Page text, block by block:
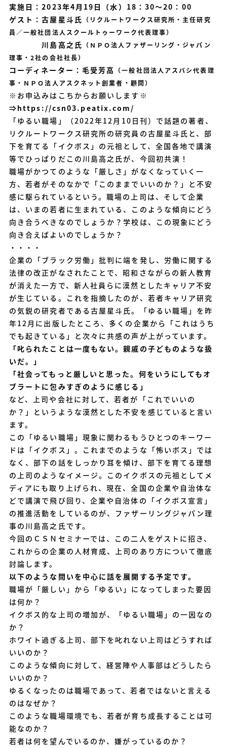
実施日：2023年4月19日（水）18：30～20：00
ゲスト：古屋星斗氏 （リクルートワークス研究所・主任研究
員／一般社団法人スクールトゥーワーク代表理事）
川島高之氏 （ＮＰＯ法人ファザーリング・ジャパン
理事・2社の会社社長）
コーディネーター：毛受芳高 （一般社団法人アスバシ代表理
事・ ＮＰＯ法人アスクネット創業者・顧問）
※お申込みはこちからお願いします※
⇒https://csn03.peatix.com/
「ゆるい職場」（2022年12月10日刊）で話題の著者、
リクルートワークス研究所の研究員の古屋星斗氏と、部
下を育てる「イクボス」の元祖として、全国各地で講演
等でひっぱりだこの川島高之氏が、今回初共演！
職場がかつてのような「厳しさ」がなくなっていく一
方、若者がそのなかで「このままでいいのか？」と不安
感に駆られているという。職場の上司は、そして企業
は、いまの若者に生まれている、このような傾向にどう
向き合うべきなのでしょうか？学校は、この現象にどう
向き合えばよいのでしょうか？
・・・・
企業の「ブラック労働」批判に端を発し、労働に関する
法律の改正がなされたことで、昭和さながらの新人教育
が消えた一方で、新人社員らに漠然としたキャリア不安
が生じている。これを指摘したのが、若者キャリア研究
の気鋭の研究者である古屋星斗氏。「ゆるい職場」を昨
年12月に出版したところ、多くの企業から「これはうち
でも起きている」と次々に共感の声が上がっています。
「叱られたことは一度もない。親戚の子どものような扱
いだ。」
「社会ってもっと厳しいと思った。何をいうにしてもオ
ブラートに包みすぎのように感じる」
など、上司や会社に対して、若者が「これでいいの
か？」というような漠然とした不安を感じていると言い
ます。
この「ゆるい職場」現象に関わるもうひとつのキーワー
ドは「イクボス」。これまでのような「怖いボス」では
なく、部下の話をしっかり耳を傾け、部下を育てる理想
の上司のようなイメージ。このイクボスの元祖としてメ
ディアにも取り上げられ、現在、全国の企業や自治体な
どで講演で飛び回り、企業や自治体の「イクボス宣言」
の推進活動をしているのが、ファザーリングジャパン理
事の川島高之氏です。
今回のＣＳＮセミナーでは、この二人をゲストに招き、
これからの企業の人材育成、上司のあり方について徹底
討論します。
以下のような問いを中心に話を展開する予定です。
職場が「厳しい」から「ゆるい」になってしまった要因
は何か？
イクボス的な上司の増加が、「ゆるい職場」の一因なの
か？
ホワイト過ぎる上司、部下を叱れない上司はどうすれば
いいのか？
このような傾向に対して、経営陣や人事部はどうしたら
いいのか？
ゆるくなったのは職場であって、若者ではないと言える
のはなぜか？
このような職場環境でも、若者が育ち成長することは可
能なのか？
若者は何を望んでいるのか、嫌がっているのか？